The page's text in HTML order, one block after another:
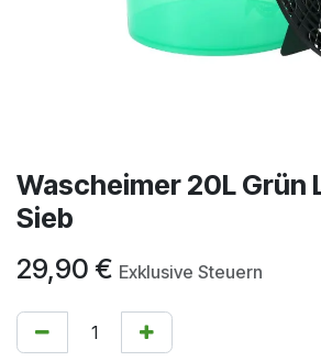
Wascheimer 20L Grün
Sieb
29,90 € Exklusive Steuern